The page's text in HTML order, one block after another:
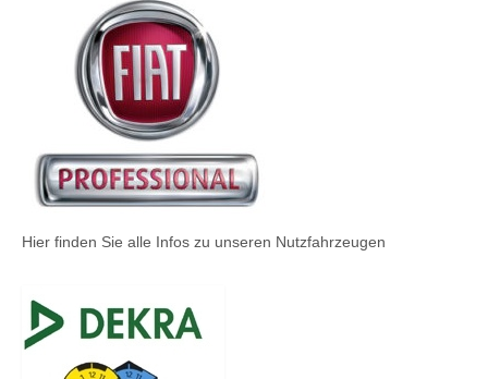
Hier finden Sie alle Infos zu unseren Nutzfahrzeugen